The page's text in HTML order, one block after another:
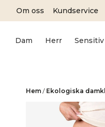
Om oss Kundservice
Dam Herr Sensitiv
Hem / Ekologiska